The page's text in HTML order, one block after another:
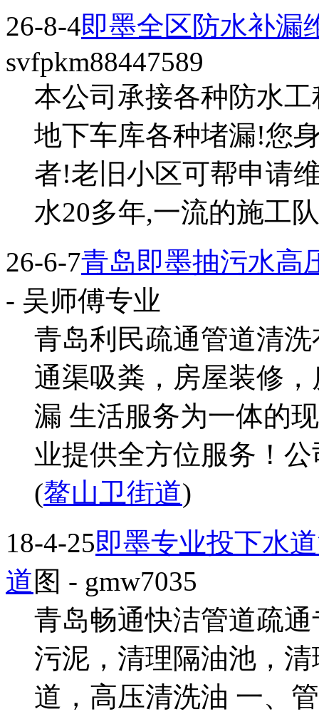
26-8-4即墨全区防水补漏
svfpkm88447589
本公司承接各种防水
地下车库各种堵漏!您
者!老旧小区可帮申请
水20多年,一流的施工
26-6-7青岛即墨抽污水高
- 吴师傅专业
青岛利民疏通管道清
通渠吸粪，房屋装修
漏 生活服务为一体的
业提供全方位服务！
(鳌山卫街道)
18-4-25即墨专业投下水
道图 - gmw7035
青岛畅通快洁管道疏
污泥，清理隔油池，
道，高压清洗油 一、